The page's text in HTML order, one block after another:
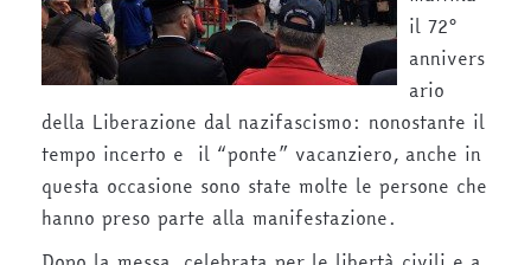
il 72°
annivers
ario
della Liberazione dal nazifascismo: nonostante il
tempo incerto e il “ponte” vacanziero, anche in
questa occasione sono state molte le persone che
hanno preso parte alla manifestazione.